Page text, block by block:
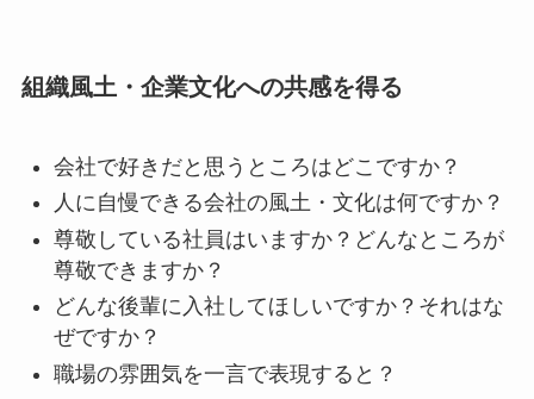
組織風土・企業文化への共感を得る
会社で好きだと思うところはどこですか？
人に自慢できる会社の風土・文化は何ですか？
尊敬している社員はいますか？どんなところが
尊敬できますか？
どんな後輩に入社してほしいですか？それはな
ぜですか？
職場の雰囲気を一言で表現すると？